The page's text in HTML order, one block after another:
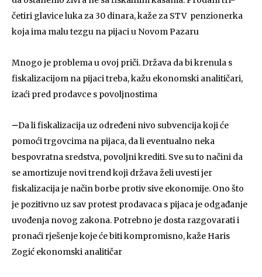
četiri glavice luka za 30 dinara, kaže za STV penzionerka
koja ima malu tezgu na pijaci u Novom Pazaru
Mnogo je problema u ovoj priči. Država da bi krenula s
fiskalizacijom na pijaci treba, kažu ekonomski analitičari,
izaći pred prodavce s povoljnostima
–Da li fiskalizacija uz određeni nivo subvencija koji će
pomoći trgovcima na pijaca, da li eventualno neka
bespovratna sredstva, povoljni krediti. Sve su to načini da
se amortizuje novi trend koji država želi uvesti jer
fiskalizacija je način borbe protiv sive ekonomije. Ono što
je pozitivno uz sav protest prodavaca s pijaca je odgađanje
uvođenja novog zakona. Potrebno je dosta razgovarati i
pronaći rješenje koje će biti kompromisno, kaže Haris
Zogić ekonomski analitičar